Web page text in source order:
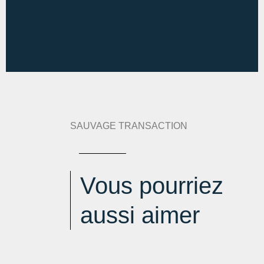
Estimation des dépenses annuelles :
SAUVAGE TRANSACTION
Vous pourriez
aussi aimer